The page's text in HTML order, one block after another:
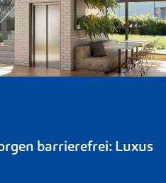
barrierefrei: Luxus